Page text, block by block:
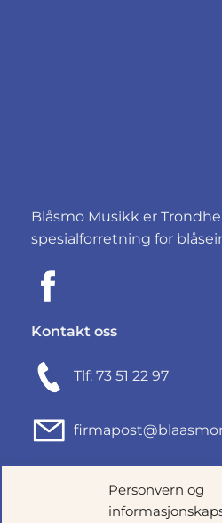
Personvern og
Blåsmo Musikk er
spesialforretning for
Kontakt oss
Tlf: 73 51 22 97
Fjordgata 46, 7010